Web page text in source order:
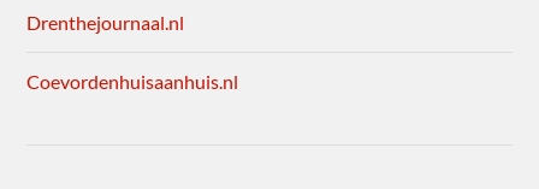
Drenthejournaal.nl
Coevordenhuisaanhuis.nl